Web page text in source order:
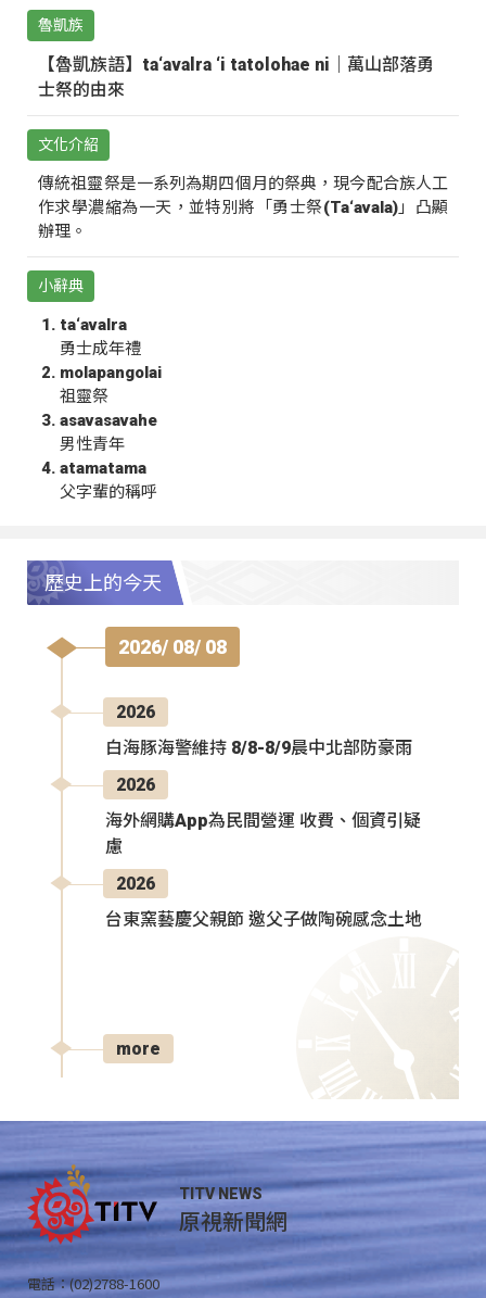
魯凱族
【魯凱族語】ta‘avalra ‘i tatolohae ni｜萬山部落勇
士祭的由來
文化介紹
傳統祖靈祭是一系列為期四個月的祭典，現今配合族人工
作求學濃縮為一天，並特別將「勇士祭(Ta‘avala)」凸顯
辦理。
小辭典
ta‘avalra
勇士成年禮
molapangolai
祖靈祭
asavasavahe
男性青年
atamatama
父字輩的稱呼
歷史上的今天
2026/ 08/ 08
2026
白海豚海警維持 8/8-8/9晨中北部防豪雨
2026
海外網購App為民間營運 收費、個資引疑
慮
2026
台東窯藝慶父親節 邀父子做陶碗感念土地
more
TITV NEWS
原視新聞網
電話：(02)2788-1600